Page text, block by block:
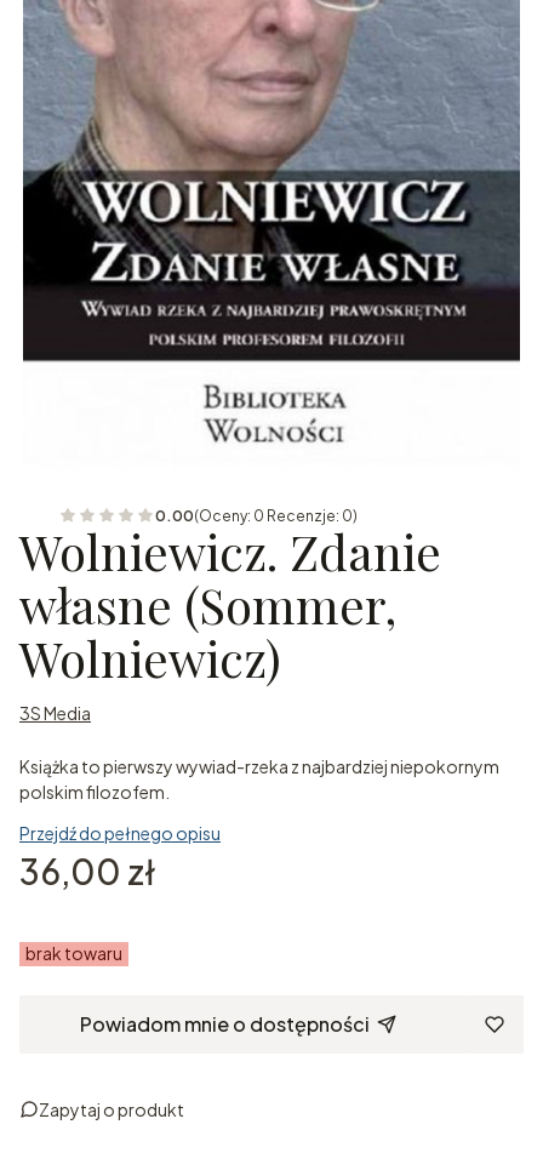
0.00(Oceny: 0 Recenzje: 0)
Wolniewicz. Zdanie
własne (Sommer,
Wolniewicz)
3S Media
Książka to pierwszy wywiad-rzeka z najbardziej niepokornym
polskim filozofem.
Przejdź do pełnego opisu
Cena
36,00 zł
brak towaru
Powiadom mnie o dostępności
Zapytaj o produkt